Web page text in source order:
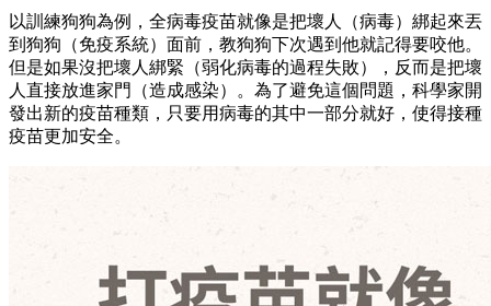
以訓練狗狗為例，全病毒疫苗就像是把壞人（病毒）綁起來丟
到狗狗（免疫系統）面前，教狗狗下次遇到他就記得要咬他。
但是如果沒把壞人綁緊（弱化病毒的過程失敗），反而是把壞
人直接放進家門（造成感染）。為了避免這個問題，科學家開
發出新的疫苗種類，只要用病毒的其中一部分就好，使得接種
疫苗更加安全。